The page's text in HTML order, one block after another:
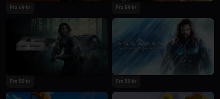
Fra 49 kr
2024
Fra 59 kr
Fra 59 kr Fra 59 kr